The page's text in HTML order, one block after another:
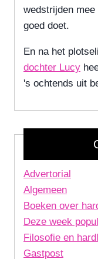
wedstrijden
goed doet.
En na het
dochter Lucy
's ochtends uit
Advertorial
Algemeen
Boeken over
Deze week
Filosofie en
Gastpost